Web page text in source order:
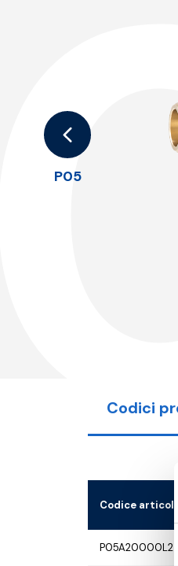
P05
Codici
Codice articolo
P05A20000L2